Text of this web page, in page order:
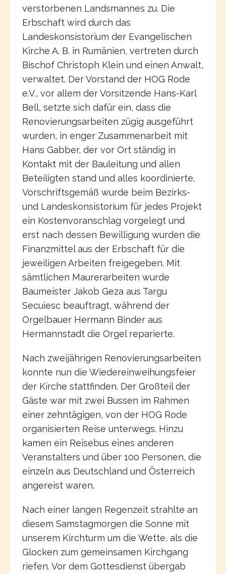
verstorbenen Landsmannes zu. Die
Erbschaft wird durch das
Landeskonsistorium der Evangelischen
Kirche A. B. in Rumänien, vertreten durch
Bischof Christoph Klein und einen Anwalt,
verwaltet. Der Vorstand der HOG Rode
e.V., vor allem der Vorsitzende Hans-Karl
Bell, setzte sich dafür ein, dass die
Renovierungsarbeiten zügig ausgeführt
wurden, in enger Zusammenarbeit mit
Hans Gabber, der vor Ort ständig in
Kontakt mit der Bauleitung und allen
Beteiligten stand und alles koordinierte.
Vorschriftsgemäß wurde beim Bezirks-
und Landeskonsistorium für jedes Projekt
ein Kostenvoranschlag vorgelegt und
erst nach dessen Bewilligung wurden die
Finanzmittel aus der Erbschaft für die
jeweiligen Arbeiten freigegeben. Mit
sämtlichen Maurerarbeiten wurde
Baumeister Jakob Geza aus Targu
Secuiesc beauftragt, während der
Orgelbauer Hermann Binder aus
Hermannstadt die Orgel reparierte.
Nach zweijährigen Renovierungsarbeiten
konnte nun die Wiedereinweihungsfeier
der Kirche stattfinden. Der Großteil der
Gäste war mit zwei Bussen im Rahmen
einer zehntägigen, von der HOG Rode
organisierten Reise unterwegs. Hinzu
kamen ein Reisebus eines anderen
Veranstalters und über 100 Personen, die
einzeln aus Deutschland und Österreich
angereist waren.
Nach einer langen Regenzeit strahlte an
diesem Samstagmorgen die Sonne mit
unserem Kirchturm um die Wette, als die
Glocken zum gemeinsamen Kirchgang
riefen. Vor dem Gottesdienst übergab